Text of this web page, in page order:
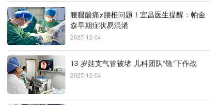
腰腿酸痛≠腰椎问题！宜昌医生提醒：帕金
森早期症状易混淆
2025-12-04
13 岁娃支气管被堵 儿科团队“镜”下作战
2025-12-04